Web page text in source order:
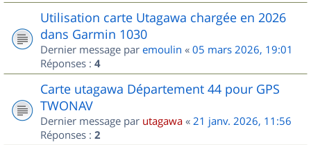
Utilisation carte Utagawa chargée en 2026
dans Garmin 1030
Dernier message par emoulin « 05 mars 2026, 19:01
Réponses : 4
Carte utagawa Département 44 pour GPS
TWONAV
Dernier message par utagawa « 21 janv. 2026, 11:56
Réponses : 2